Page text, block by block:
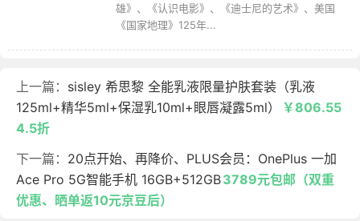
雄》、《认识电影》、《迪士尼的艺术》、美国
《国家地理》125年...
上一篇： sisley 希思黎 全能乳液限量护肤套装（乳液
125ml+精华5ml+保湿乳10ml+眼唇凝露5ml）
￥806.55
4.5折
下一篇： 20点开始、再降价、PLUS会员：OnePlus 一加
Ace Pro 5G智能手机 16GB+512GB3789元包邮（双重
优惠、晒单返10元京豆后）